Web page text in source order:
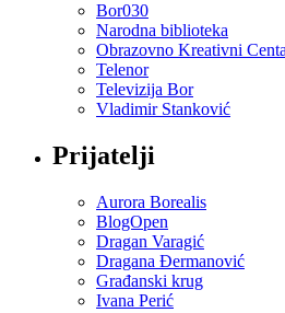
Bor030
Narodna biblioteka
Obrazovno Kreativni
Telenor
Televizija Bor
Vladimir Stanković
Prijatelji
Aurora Borealis
BlogOpen
Dragan Varagić
Dragana Đermanović
Građanski krug
Ivana Perić